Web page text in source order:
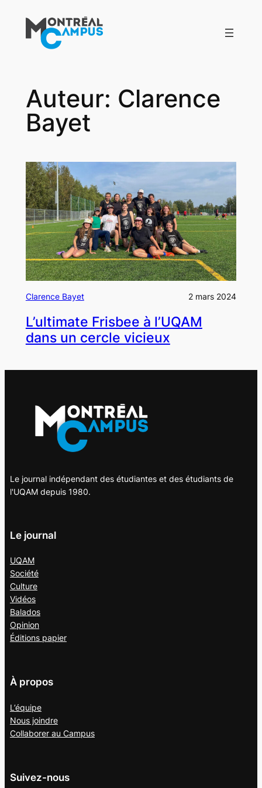
contenu
Auteur: Clarence
Bayet
Clarence Bayet 2 mars 2024
L’ultimate Frisbee à l’UQAM
dans un cercle vicieux
Le journal indépendant des étudiantes et des étudiants de
l'UQAM depuis 1980.
Le journal
UQAM
Société
Culture
Vidéos
Balados
Opinion
Éditions papier
À propos
L’équipe
Nous joindre
Collaborer au Campus
Suivez-nous